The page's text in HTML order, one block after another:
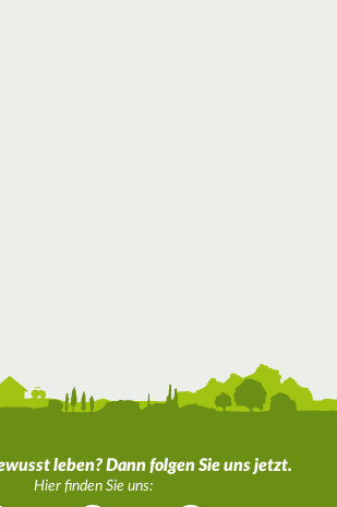
leben? Dann folgen Sie uns jetzt.
Hier finden Sie uns: